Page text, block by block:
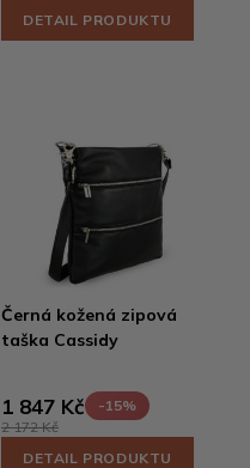
DETAIL PRODUKTU
Černá kožená zipová
taška Cassidy
1 847 Kč
-15%
2 172 Kč
DETAIL PRODUKTU